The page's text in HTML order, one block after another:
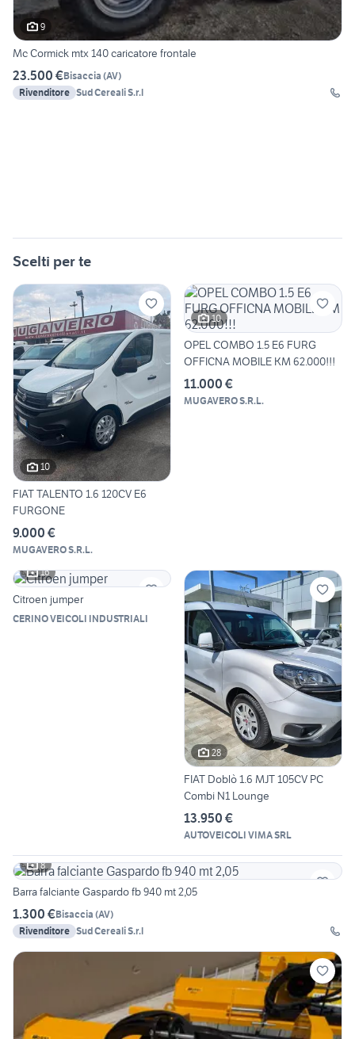
9
Mc Cormick mtx 140 caricatore frontale
23.500 €Bisaccia (AV)
Rivenditore Sud Cereali S.r.l
Scelti per te
10
FIAT TALENTO 1.6 120CV E6
FURGONE
9.000 €
MUGAVERO S.R.L.
10
OPEL COMBO 1.5 E6 FURG
OFFICNA MOBILE KM 62.000!!!
11.000 €
MUGAVERO S.R.L.
16
Citroen jumper
CERINO VEICOLI INDUSTRIALI
28
FIAT Doblò 1.6 MJT 105CV PC
Combi N1 Lounge
13.950 €
AUTOVEICOLI VIMA SRL
8
Barra falciante Gaspardo fb 940 mt 2,05
1.300 €Bisaccia (AV)
Rivenditore Sud Cereali S.r.l